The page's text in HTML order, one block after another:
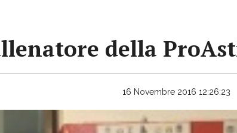
della
16 Novembre 2016 12:26:23